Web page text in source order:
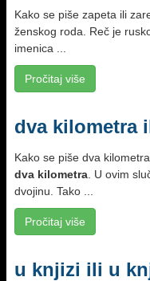
Kako se piše zapeta ili
ženskog roda. Reč je
imenica ...
Pročitaj više
dva kilometra
Kako se piše dva
dva kilometra . U ovim
dvojinu. Tako ...
Pročitaj više
u knjizi ili u